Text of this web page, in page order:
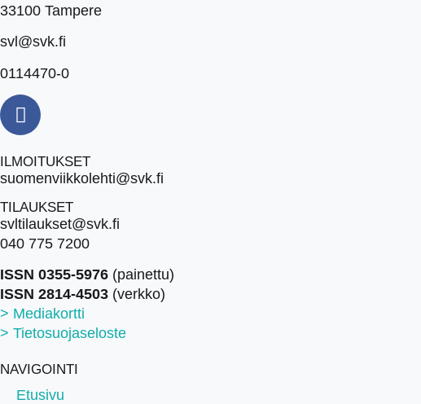
33100 Tampere
svl@svk.fi
0114470-0
ILMOITUKSET
suomenviikkolehti@svk.fi
TILAUKSET
svltilaukset@svk.fi
040 775 7200
ISSN 0355-5976 (painettu)
ISSN 2814-4503 (verkko)
> Mediakortti
> Tietosuojaseloste
NAVIGOINTI
Etusivu